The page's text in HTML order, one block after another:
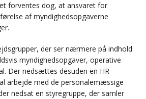
forventes dog, at ansvaret for
af myndighedsopgaverne
der ser nærmere på indhold
myndighedsopgaver, operative
Der nedsættes desuden en HR-
arbejde med de personalemæssige
nedsat en styregruppe, der samler